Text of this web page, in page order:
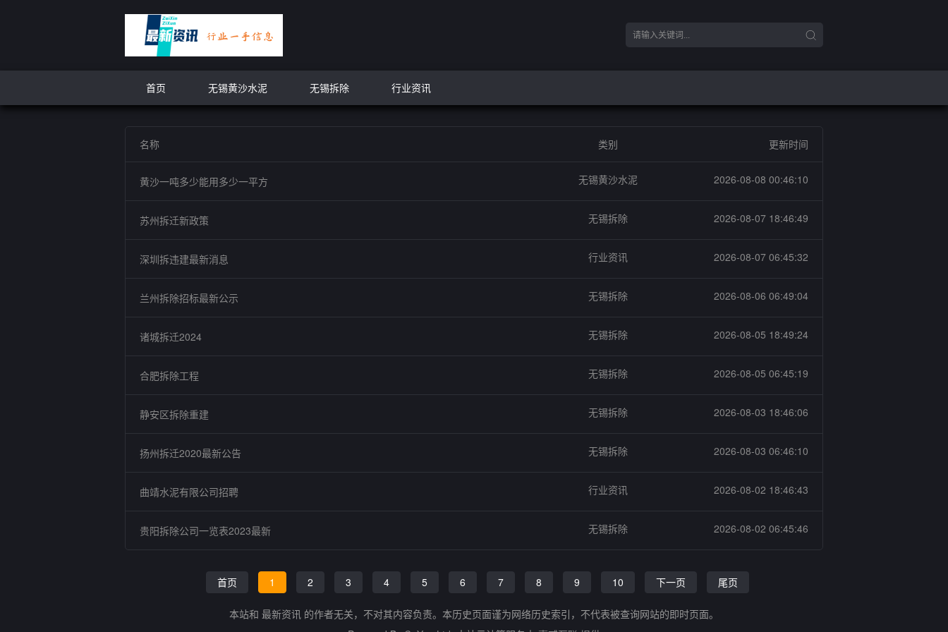
首页 无锡黄沙水泥 无锡拆除 行业资讯
名称 类别 更新时间
黄沙一吨多少能用多少一平方 无锡黄沙水泥 2026-08-08 00:46:10
苏州拆迁新政策 无锡拆除 2026-08-07 18:46:49
深圳拆违建最新消息 行业资讯 2026-08-07 06:45:32
兰州拆除招标最新公示 无锡拆除 2026-08-06 06:49:04
诸城拆迁2024 无锡拆除 2026-08-05 18:49:24
合肥拆除工程 无锡拆除 2026-08-05 06:45:19
静安区拆除重建 无锡拆除 2026-08-03 18:46:06
扬州拆迁2020最新公告 无锡拆除 2026-08-03 06:46:10
曲靖水泥有限公司招聘 行业资讯 2026-08-02 18:46:43
贵阳拆除公司一览表2023最新 无锡拆除 2026-08-02 06:45:46
首页 1 2 3 4 5 6 7 8 9 10 下一页 尾页
本站和 最新资讯 的作者无关，不对其内容负责。本历史页面谨为网络历史索引，不代表被查询网站的即时页面。